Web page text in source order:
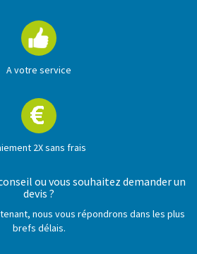
A votre service
2X sans frais
ou vous souhaitez demander un
devis ?
nous vous répondrons dans les plus
brefs délais.